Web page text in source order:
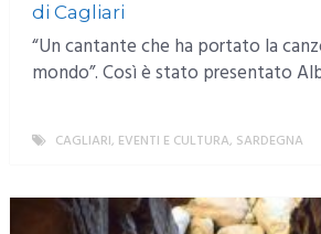
di Cagliari
“Un cantante che ha portato la
mondo”. Così è stato presentato
CAGLIARI, EVENTI E CULTURA, SARDEGNA